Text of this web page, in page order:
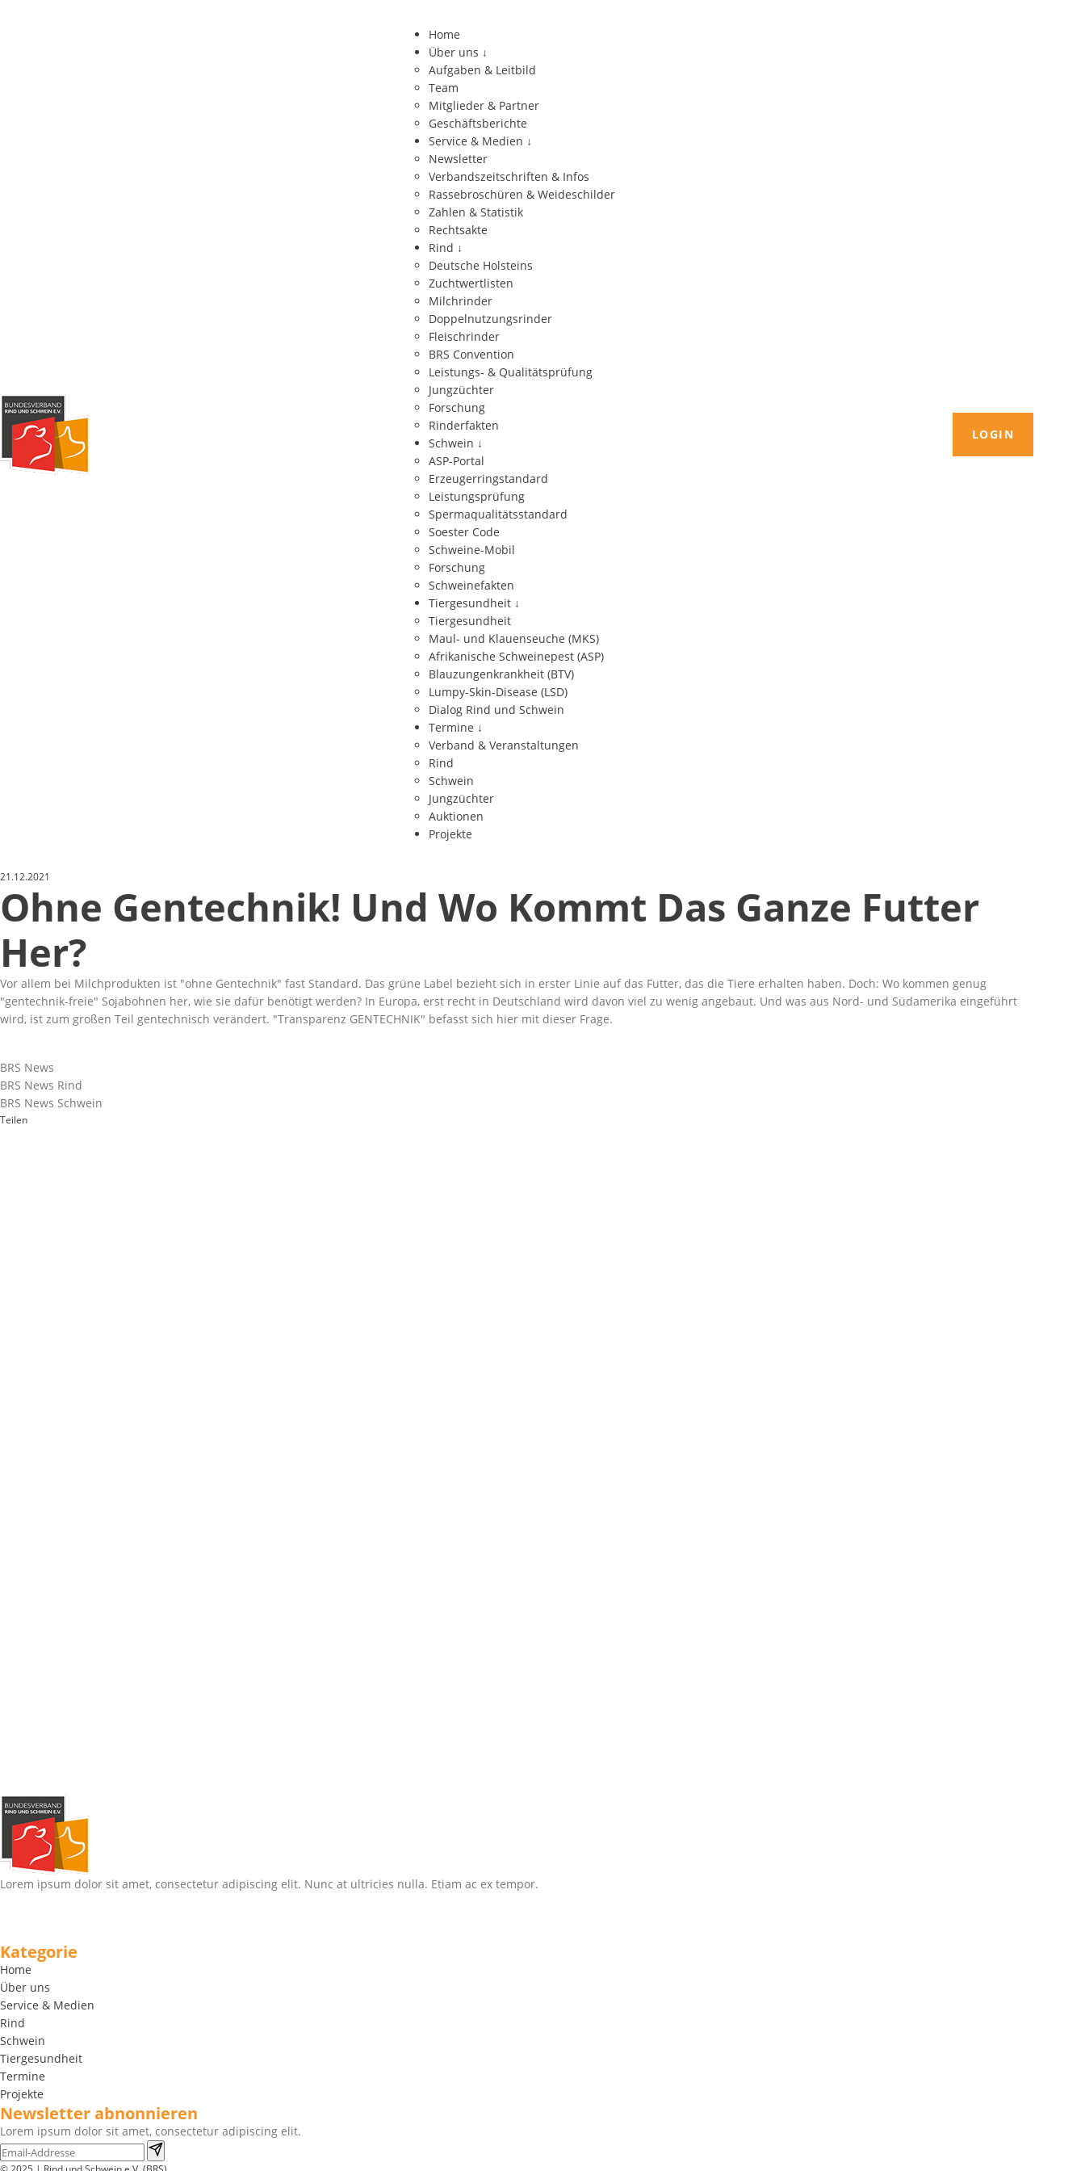
Home
Über uns ↓
Aufgaben & Leitbild
Team
Mitglieder & Partner
Geschäftsberichte
Service & Medien ↓
Newsletter
Verbandszeitschriften & Infos
Rassebroschüren & Weideschilder
Zahlen & Statistik
Rechtsakte
Rind ↓
Deutsche Holsteins
Zuchtwertlisten
Milchrinder
Doppelnutzungsrinder
Fleischrinder
BRS Convention
Leistungs- & Qualitätsprüfung
Jungzüchter
Forschung
Rinderfakten
Schwein ↓
ASP-Portal
Erzeugerringstandard
Leistungsprüfung
Spermaqualitätsstandard
Soester Code
Schweine-Mobil
Forschung
Schweinefakten
Tiergesundheit ↓
Tiergesundheit
Maul- und Klauenseuche (MKS)
Afrikanische Schweinepest (ASP)
Blauzungenkrankheit (BTV)
Lumpy-Skin-Disease (LSD)
Dialog Rind und Schwein
Termine ↓
Verband & Veranstaltungen
Rind
Schwein
Jungzüchter
Auktionen
Projekte
LOGIN
21.12.2021
Ohne Gentechnik! Und Wo Kommt Das Ganze Futter
Her?
Vor allem bei Milchprodukten ist ohne Gentechnik fast Standard. Das grüne Label bezieht sich in erster Linie auf das Futter, das die Tiere erhalten haben. Doch: Wo kommen genug
gentechnik-freie
Sojabohnen her, wie sie dafür benötigt werden? In Europa, erst recht in Deutschland wird davon viel zu wenig angebaut. Und was aus Nord- und Südamerika eingeführt
wird, ist zum großen Teil gentechnisch verändert. Transparenz GENTECHNIK befasst sich hier mit dieser Frage.
BRS News
BRS News Rind
BRS News Schwein
Teilen
Lorem ipsum dolor sit amet, consectetur adipiscing elit. Nunc at ultricies nulla. Etiam ac ex tempor.
Kategorie
Home
Über uns
Service & Medien
Rind
Schwein
Tiergesundheit
Termine
Projekte
Newsletter abnonnieren
Lorem ipsum dolor sit amet, consectetur adipiscing elit.